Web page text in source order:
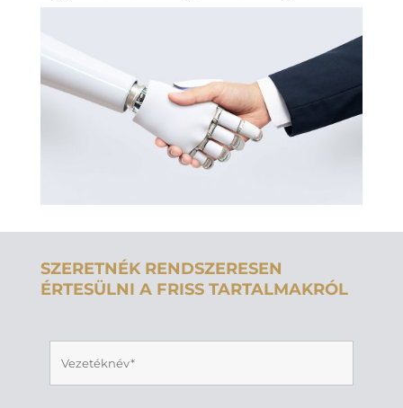
SZERETNÉK RENDSZERESEN
ÉRTESÜLNI A FRISS TARTALMAKRÓL